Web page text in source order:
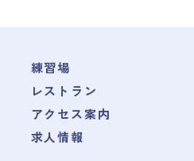
練習場
レストラン
アクセス案内
求人情報